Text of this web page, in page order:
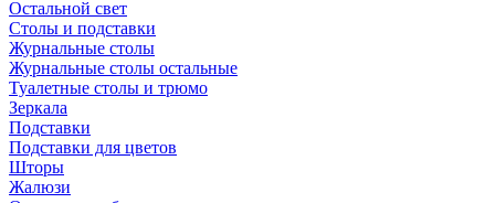
Остальной свет
Столы и подставки
Журнальные столы
Журнальные столы остальные
Туалетные столы и трюмо
Зеркала
Подставки
Подставки для цветов
Шторы
Жалюзи